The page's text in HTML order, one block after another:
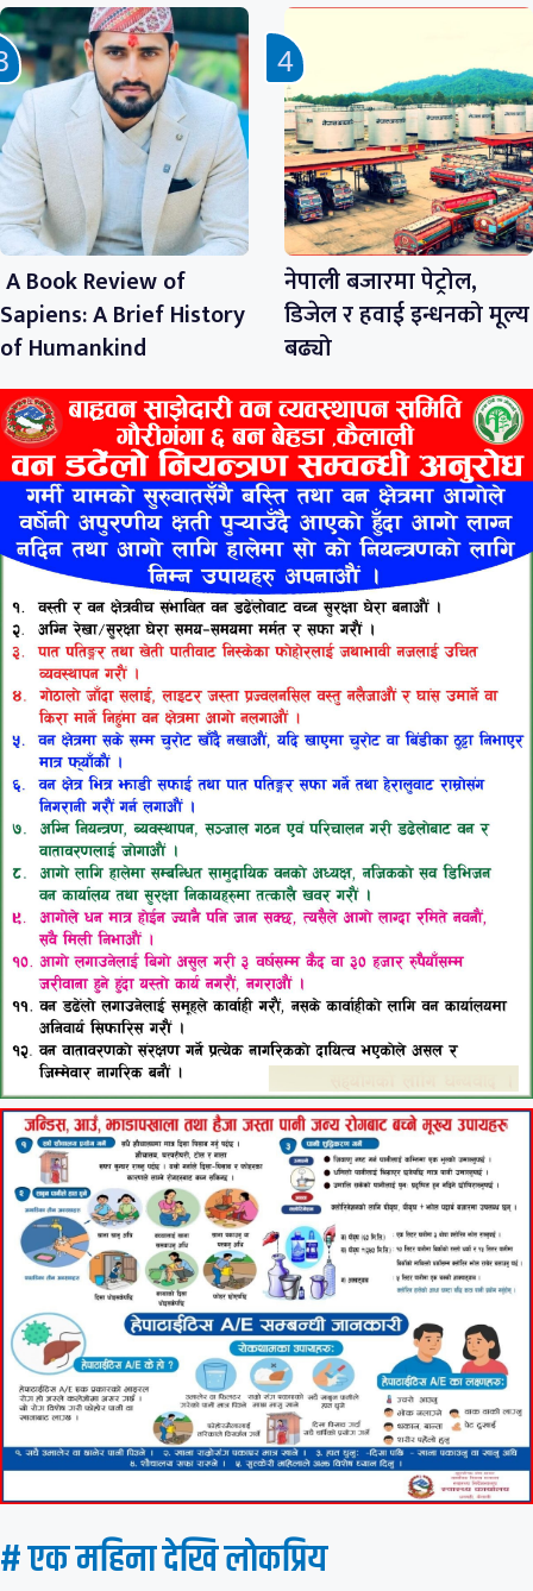
A Book Review of
Sapiens: A Brief History
of Humankind
नेपाली बजारमा पेट्रोल,
डिजेल र हवाई इन्धनको मूल्य
बढ्यो
# एक महिना देखि लाेकप्रिय